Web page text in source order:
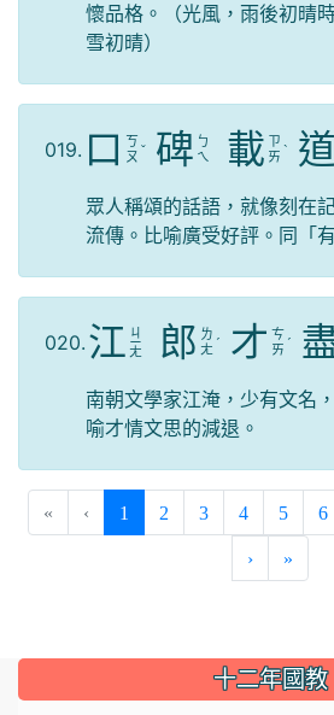
懷品格。（光風，雨後初晴
雪初晴）
019. 口 ㄎ
ㄡ ˇ 碑 ㄅ
ㄟ
載 ㄗ
ㄞ ˋ 道
眾人稱頌的話語，就像刻在
流傳。比喻廣受好評。同「有
020. 江 ㄐ
ㄧ
ㄤ 郎 ㄌ
ㄤ ˊ 才 ㄘ
ㄞ ˊ
南朝文學家江淹，少有文名
喻才情文思的減退。
« ‹ 1 (current)
2 3 4 5 6
› »
::: 十二年國教